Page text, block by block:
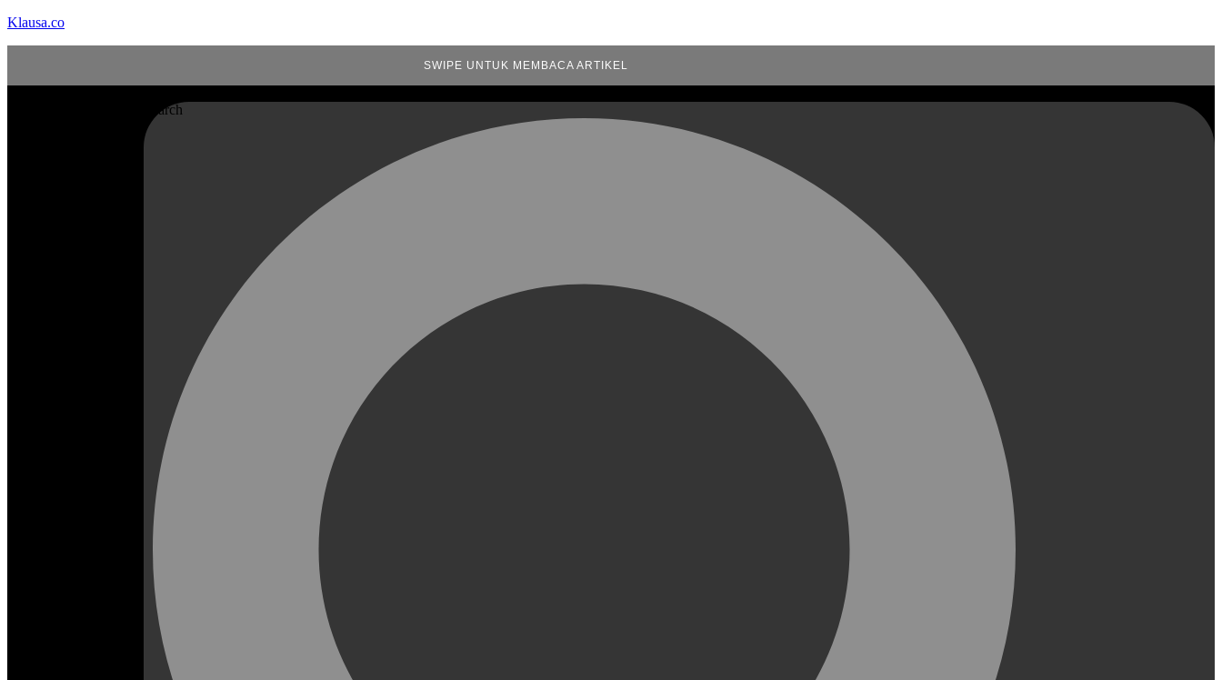
Klausa.co
SWIPE UNTUK MEMBACA ARTIKEL
Search